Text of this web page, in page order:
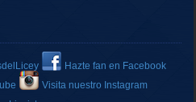
Hazte fan en Facebook
Visita nuestro Instagram